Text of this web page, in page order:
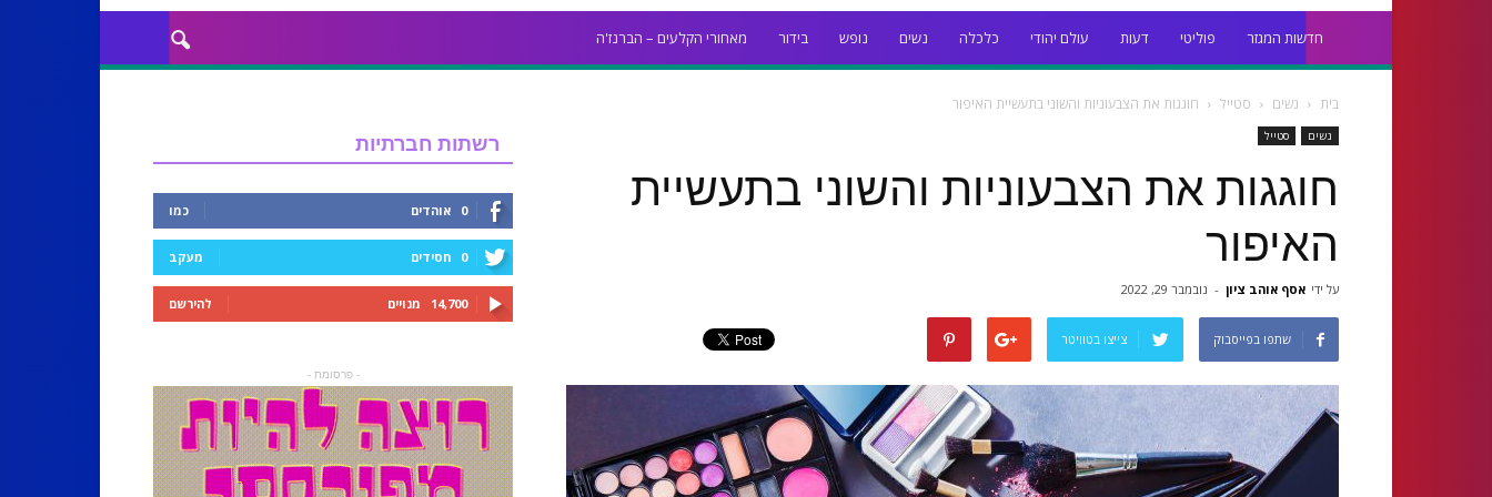
חדשות המגזר פוליטי דעות עולם יהודי כלכלה נשים נופש בידור מאחורי הקלעים – הברנז'ה
בית נשים סטייל חוגגות את הצבעוניות והשוני בתעשיית האיפור
נשים סטייל
חוגגות את הצבעוניות והשוני בתעשיית
האיפור
על ידי אסף אוהב ציון - נובמבר 29, 2022
שתפו בפייסבוק צייצו בטוויטר
רשתות חברתיות
0 אוהדים כמו
0 חסידים מעקב
14,700 מנויים להירשם
- פרסומת -